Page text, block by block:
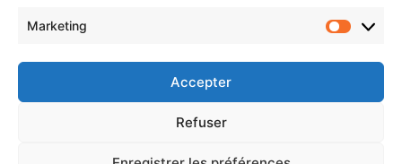
Marketing
Accepter
Refuser